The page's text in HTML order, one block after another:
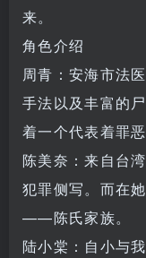
来。
角色介绍
周青：安海市法
手法以及丰富的
着一个代表着罪恶
陈美奈：来自台
犯罪侧写。而在
——陈氏家族。
陆小棠：自小与